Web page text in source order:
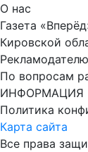
О нас
Газета
Кировской
Рекламодателю
По вопросам
ИНФОРМАЦИЯ
Политика
Карта сайта
Все права